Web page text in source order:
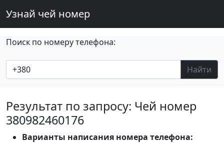
Узнай чей номер
Поиск по номеру телефона:
Найти
Результат по запросу: Чей номер
380982460176
Варианты написания номера телефона: